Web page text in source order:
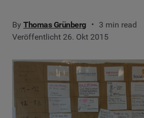
By Thomas Grünberg
3 min read
Veröffentlicht 26. Okt 2015